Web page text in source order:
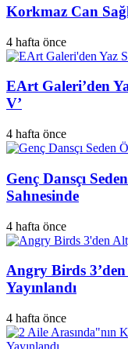
Korkmaz Can
4 hafta önce
EArt Galeri’den
V’
4 hafta önce
Genç Dansçı
Sahnesinde
4 hafta önce
Angry Birds
Yayınlandı
4 hafta önce